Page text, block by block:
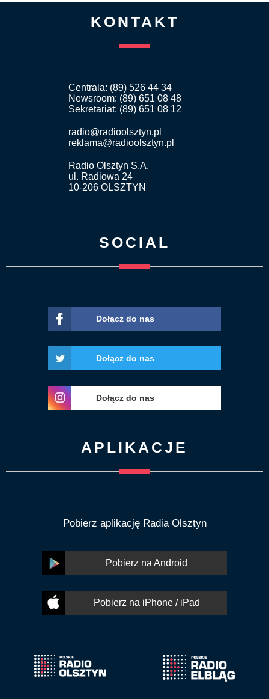
KONTAKT
Centrala: (89) 526 44 34
Newsroom: (89) 651 08 48
Sekretariat: (89) 651 08 12
radio@radioolsztyn.pl
reklama@radioolsztyn.pl
Radio Olsztyn S.A.
ul. Radiowa 24
10-206 OLSZTYN
SOCIAL
Dołącz do nas
Dołącz do nas
Dołącz do nas
APLIKACJE
Pobierz aplikację Radia Olsztyn
Pobierz na Android
Pobierz na iPhone / iPad